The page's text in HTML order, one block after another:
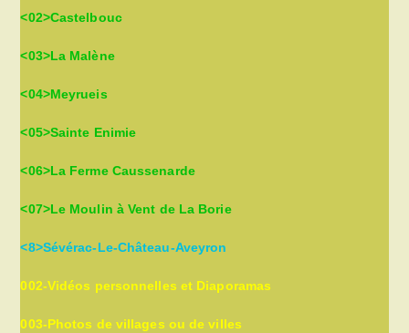
<02>Castelbouc
<03>La Malène
<04>Meyrueis
<05>Sainte Enimie
<06>La Ferme Caussenarde
<07>Le Moulin à Vent de La Borie
<8>Sévérac-Le-Château-Aveyron
002-Vidéos personnelles et Diaporamas
003-Photos de villages ou de villes